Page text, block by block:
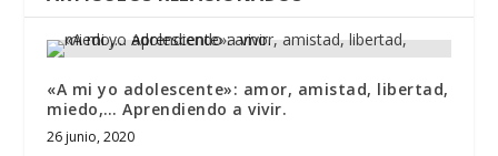
«A mi yo adolescente»: amor, amistad, libertad,
miedo,… Aprendiendo a vivir.
26 junio, 2020